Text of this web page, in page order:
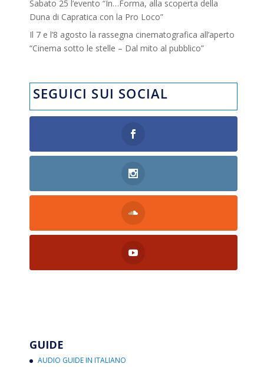
Sabato 25 l’evento “In…Forma, alla scoperta della
Duna di Capratica con la Pro Loco”
Il 7 e l’8 agosto la rassegna cinematografica all’aperto
“Cinema sotto le stelle – Dal mito al pubblico”
SEGUICI SUI SOCIAL
GUIDE
AUDIO GUIDE IN ITALIANO